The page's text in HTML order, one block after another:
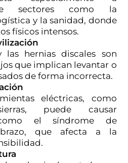
sectores como la
y la sanidad, donde
físicos intensos.
las hernias discales son
que implican levantar o
de forma incorrecta.
eléctricas, como
puede causar
como el síndrome de
brazo, que afecta a la